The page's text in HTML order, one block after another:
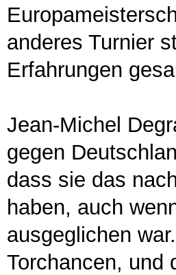
anderes Turnier
Erfahrungen
Jean-Michel
gegen
dass sie das
haben, auch
ausgeglichen
Torchancen, und